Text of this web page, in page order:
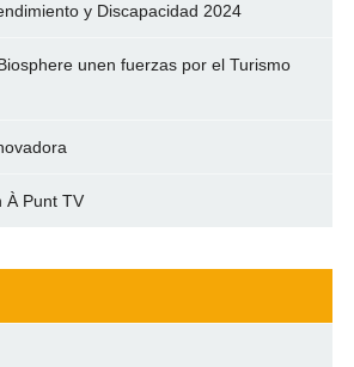
y Discapacidad 2024
unen fuerzas por el Turismo
À Punt TV